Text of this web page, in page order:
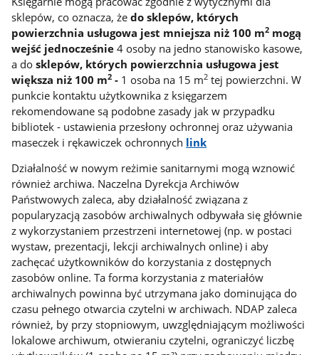
sklepów, co oznacza, żedo sklepów, których
powierzchnia usługowa jest mniejsza niż 100 m2 mogą
wejść jednocześnie 4 osoby na jedno stanowisko kasowe,
a dosklepów, których powierzchnia usługowa jest
większa niż 100 m2 - 1 osoba na 15 m2 tej powierzchni.W
punkcie kontaktu użytkownika z księgarzem
rekomendowane są podobne zasady jak w przypadku
bibliotek - ustawienia przesłony ochronnej oraz używania
maseczek i rękawiczek ochronnych link
Działalność w nowym reżimie sanitarnymi mogą wznowić
również archiwa. Naczelna Dyrekcja Archiwów
Państwowych zaleca, aby działalność związana z
popularyzacją zasobów archiwalnych odbywała się głównie
z wykorzystaniem przestrzeni internetowej (np. w postaci
wystaw, prezentacji, lekcji archiwalnych online) i aby
zachęcać użytkowników do korzystania z dostępnych
zasobów online. Ta forma korzystania z materiałów
archiwalnych powinna być utrzymana jako dominująca do
czasu pełnego otwarcia czytelni w archiwach. NDAP zaleca
również, by przy stopniowym, uwzględniającym możliwości
lokalowe archiwum, otwieraniu czytelni, ograniczyć liczbę